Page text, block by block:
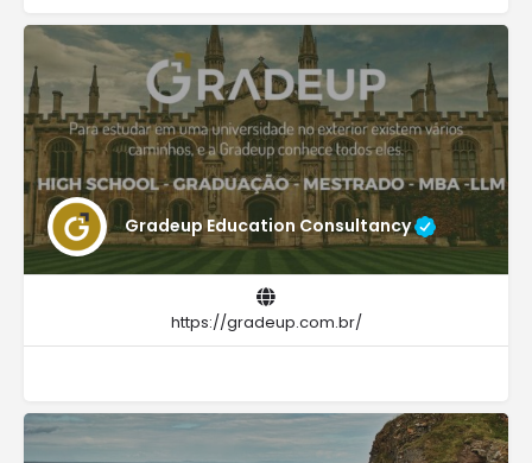
Gradeup Education Consultancy
https://gradeup.com.br/